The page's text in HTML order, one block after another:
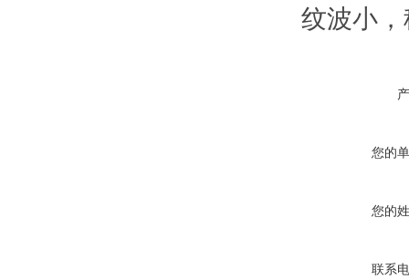
纹波小
您的
您的
联系